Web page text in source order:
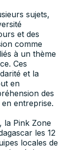
sujets,
et des
comme
à un thème
Ces
et la
en
des
entreprise.
la Pink Zone
les 12
locales de